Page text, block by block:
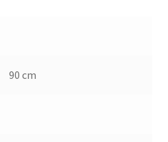
90 cm